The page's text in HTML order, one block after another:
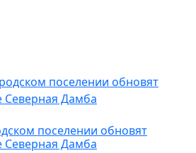
поселении обновят
Северная Дамба